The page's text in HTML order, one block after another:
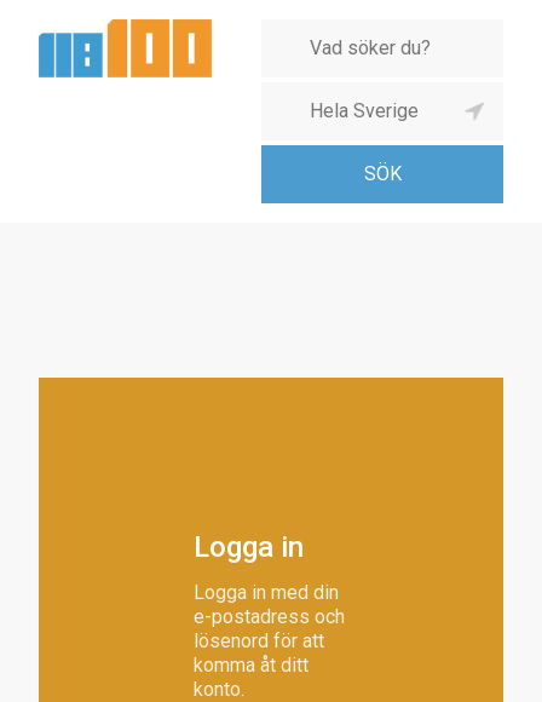
Logga in
Logga in med din
e-postadress och
lösenord för att
komma åt ditt
konto.